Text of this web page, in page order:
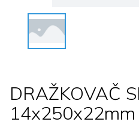
DRAŽKOVAČ
14x250x22mm